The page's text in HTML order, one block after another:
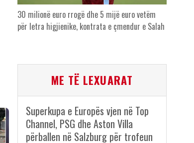
30 milionë euro rrogë dhe 5 mijë euro vetëm
për letra higjienike, kontrata e çmendur e Salah
ME TË LEXUARAT
Superkupa e Europës vjen në Top
Channel, PSG dhe Aston Villa
përballen në Salzburg për trofeun